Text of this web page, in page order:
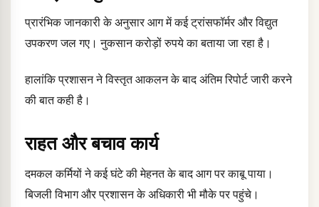
प्रारंभिक जानकारी के अनुसार आग में कई ट्रांसफॉर्मर और विद्युत
उपकरण जल गए। नुकसान करोड़ों रुपये का बताया जा रहा है।
हालांकि प्रशासन ने विस्तृत आकलन के बाद अंतिम रिपोर्ट जारी करने
की बात कही है।
राहत और बचाव कार्य
दमकल कर्मियों ने कई घंटे की मेहनत के बाद आग पर काबू पाया।
बिजली विभाग और प्रशासन के अधिकारी भी मौके पर पहुंचे।